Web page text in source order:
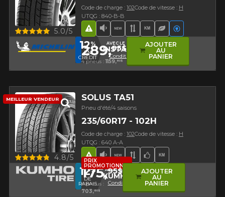
Code de charge : 102Code de vitesse : H
UTQG : 840-B-B
Faible niveau sonore
Nouveau produit
Bande de roulement
Haut kilométrage
Pneu
Hasard routier Véhicules
Aperçu 5.0/5
12%
EN
CRÉDIT
AVEC LE CODE
INSTALL12
Conditions
289,95$
4 pneus : 1159,80$
AJOUTER
AU
PANIER
SOLUS TA51
Pneu d'été/4 saisons
235/60R17 - 102H
Code de charge : 102Code de vitesse : H
UTQG : 640 A-A
Faible niveau sonore
Nouveau produit
Bande de roulement
Choix de l'équipe
Haut
Hasard routier
Aperçu 4.8/5
MEILLEUR VENDEUR
12%
DE
RABAIS
AVEC LE CODE
KUMHO12
Conditions
PRIX
PROMOTIONNEL
175,95$
4 pneus :
703,80$
AJOUTER
AU
PANIER